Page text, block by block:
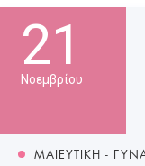
21
Νοεμβρίου
ΜΑΙΕΥΤΙΚΗ -